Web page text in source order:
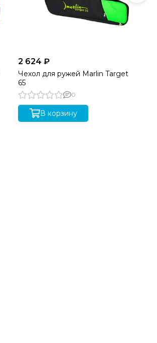
2 624 ₽
Чехол для ружей Marlin Target
65
0
В корзину